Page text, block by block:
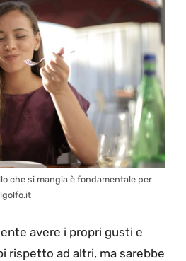
che si mangia è fondamentale per
avere i propri gusti e
rispetto ad altri, ma sarebbe